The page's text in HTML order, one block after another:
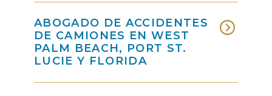
ABOGADO DE ACCIDENTES
DE CAMIONES EN WEST
PALM BEACH, PORT ST.
LUCIE Y FLORIDA